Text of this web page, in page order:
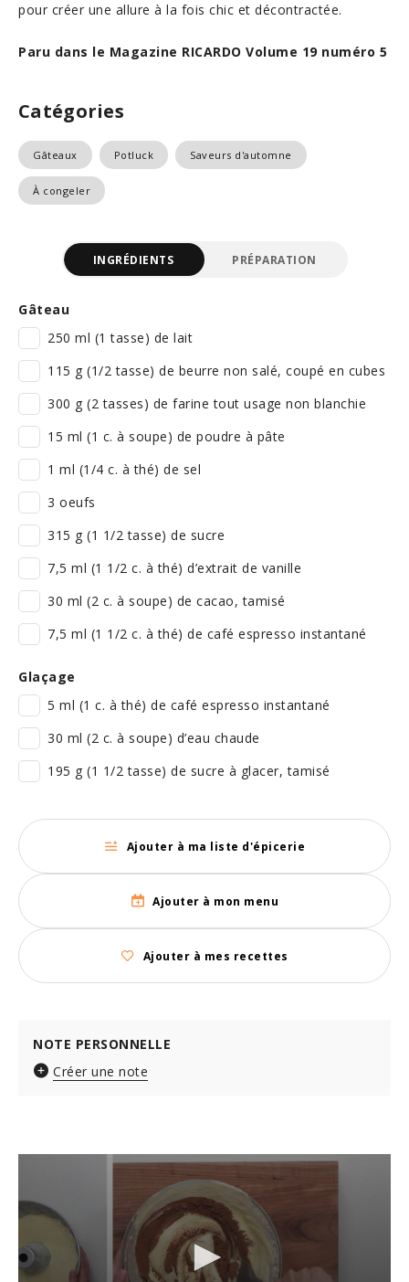
pour créer une allure à la fois chic et décontractée.
Paru dans le Magazine RICARDO Volume 19 numéro 5
Catégories
Gâteaux Potluck Saveurs d'automne
À congeler
INGRÉDIENTS PRÉPARATION
Gâteau
250 ml (1 tasse) de lait
115 g (1/2 tasse) de beurre non salé, coupé en cubes
300 g (2 tasses) de farine tout usage non blanchie
15 ml (1 c. à soupe) de poudre à pâte
1 ml (1/4 c. à thé) de sel
3 oeufs
315 g (1 1/2 tasse) de sucre
7,5 ml (1 1/2 c. à thé) d’extrait de vanille
30 ml (2 c. à soupe) de cacao, tamisé
7,5 ml (1 1/2 c. à thé) de café espresso instantané
Glaçage
5 ml (1 c. à thé) de café espresso instantané
30 ml (2 c. à soupe) d’eau chaude
195 g (1 1/2 tasse) de sucre à glacer, tamisé
Ajouter à ma liste d'épicerie
Ajouter à mon menu
Ajouter à mes recettes
NOTE PERSONNELLE
Créer une note